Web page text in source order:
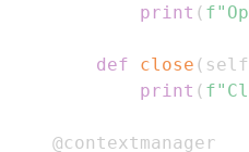
print (
def close ( self
print (
@contextmanager